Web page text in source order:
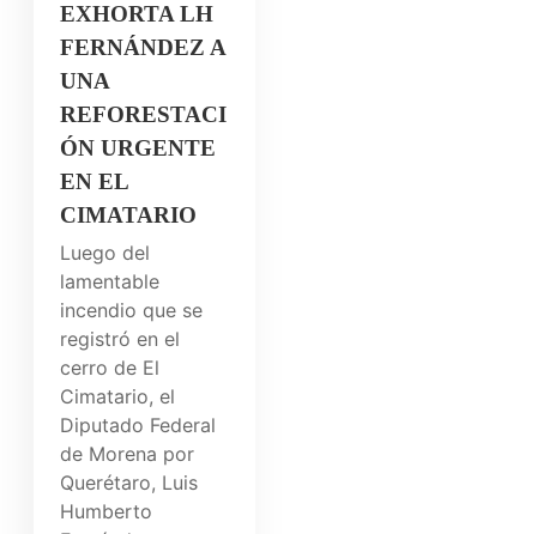
EXHORTA LH
FERNÁNDEZ A
UNA
REFORESTACI
ÓN URGENTE
EN EL
CIMATARIO
Luego del
lamentable
incendio que se
registró en el
cerro de El
Cimatario, el
Diputado Federal
de Morena por
Querétaro, Luis
Humberto